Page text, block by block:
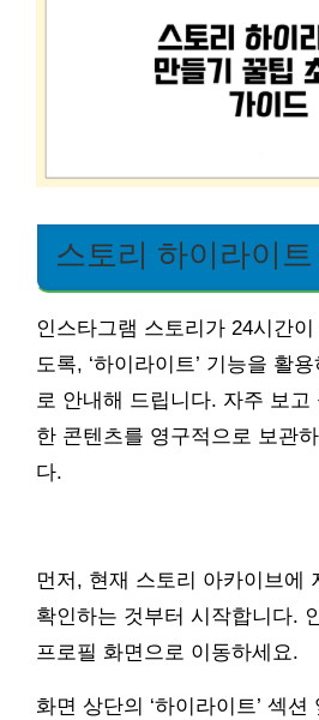
스토리 하이라이트
인스타그램 스토리가 24시간
도록, ‘하이라이트’ 기능을 활
로 안내해 드립니다. 자주 보고
한 콘텐츠를 영구적으로 보관
다.
먼저, 현재 스토리 아카이브에
확인하는 것부터 시작합니다.
프로필 화면으로 이동하세요.
화면 상단의 ‘하이라이트’ 섹션